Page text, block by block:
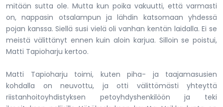
mitään sutta ole. Mutta kun poika vakuutti, että varmasti
on, nappasin otsalampun ja lähdin katsomaan yhdessä
pojan kanssa. Siellä susi vielä oli vanhan kentän laidalla. Ei se
meistä välittänyt ennen kuin aloin karjua. Silloin se poistui,
Matti Tapioharju kertoo.
Matti Tapioharju toimi, kuten piha- ja taajamasusien
kohdalla on neuvottu, ja otti välittömästi yhteyttä
riistanhoitoyhdistyksen petoyhdyshenkilöön ja teki